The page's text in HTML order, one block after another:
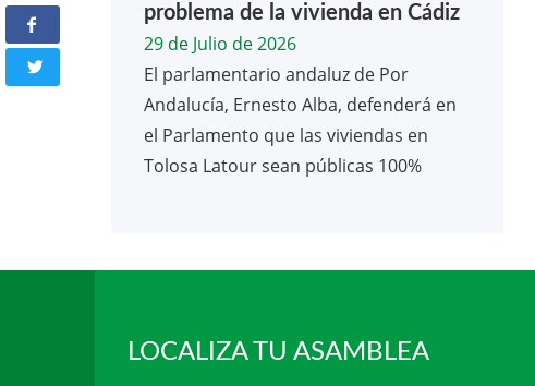
problema de la vivienda en Cádiz
29 de Julio de 2026
El parlamentario andaluz de Por
Andalucía, Ernesto Alba, defenderá en
el Parlamento que las viviendas en
Tolosa Latour sean públicas 100%
LOCALIZA TU ASAMBLEA